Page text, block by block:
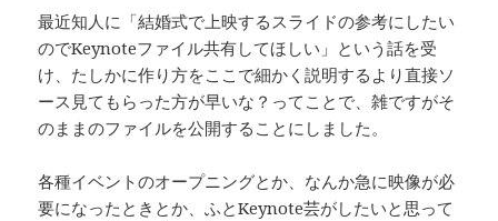
最近知人に「結婚式で上映するスライドの参考にしたい
のでKeynoteファイル共有してほしい」という話を受
け、たしかに作り方をここで細かく説明するより直接ソ
ース見てもらった方が早いな？ってことで、雑ですがそ
のままのファイルを公開することにしました。
各種イベントのオープニングとか、なんか急に映像が必
要になったときとか、ふとKeynote芸がしたいと思って